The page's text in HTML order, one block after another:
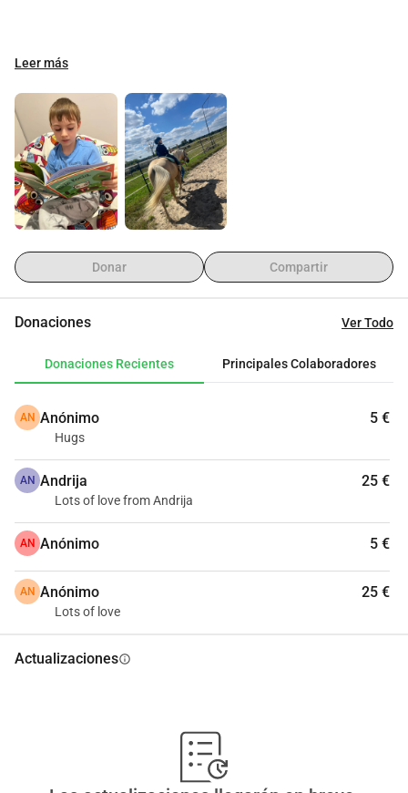
Leer más
Donar Compartir
Donaciones Ver Todo
Donaciones Recientes Principales Colaboradores
AN Anónimo 5 €
Hugs
AN Andrija 25 €
Lots of love from Andrija
AN Anónimo 5 €
AN Anónimo 25 €
Lots of love
Actualizacionesinfo